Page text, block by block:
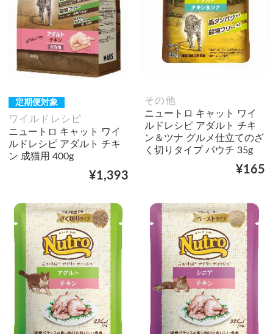
定期便対象
ワイルドレシピ
ニュートロ キャット ワイ
ルドレシピ アダルト チキ
ン 成猫用 400g
¥1,393
その他
ニュートロ キャット ワイ
ルドレシピ アダルト チキ
ン＆ツナ グルメ仕立てのざ
く切りタイプ パウチ 35g
¥165